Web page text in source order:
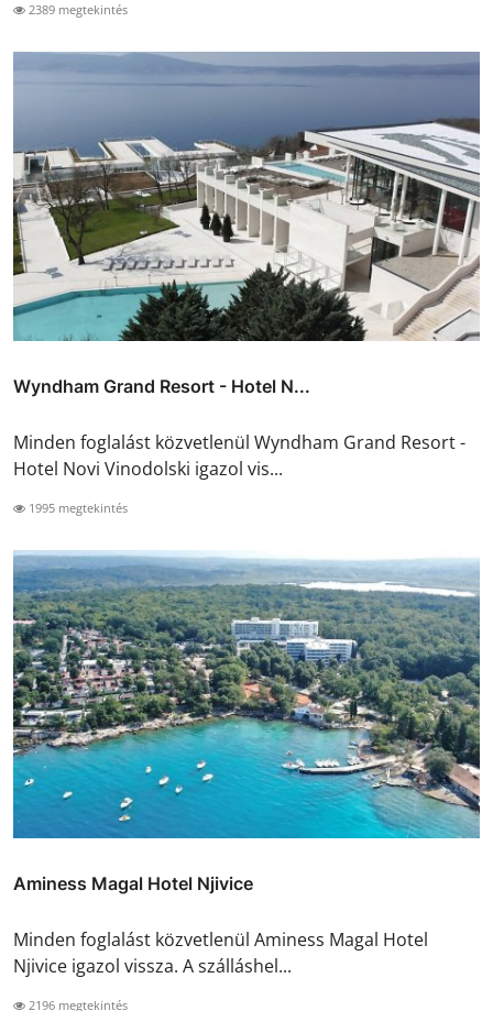
2389 megtekintés
Wyndham Grand Resort - Hotel N...
Minden foglalást közvetlenül Wyndham Grand Resort -
Hotel Novi Vinodolski igazol vis...
1995 megtekintés
Aminess Magal Hotel Njivice
Minden foglalást közvetlenül Aminess Magal Hotel
Njivice igazol vissza. A szálláshel...
2196 megtekintés